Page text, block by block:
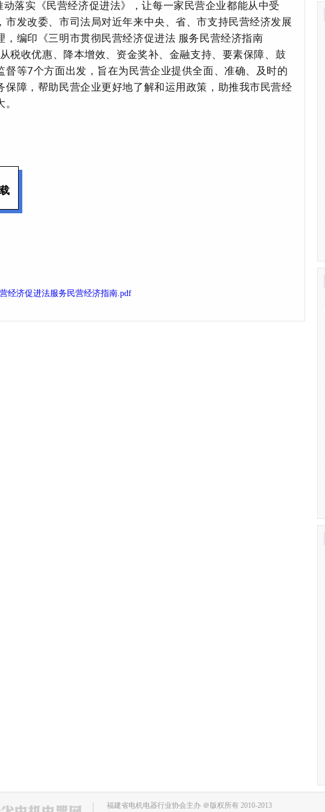
动落实《民营经济促进法》，让每一家民营企业都能从中受
市发改委、市司法局对近年来中央、省、市支持民营经济发展
，编印《三明市贯彻民营经济促进法 服务民营经济指南
税收优惠、降本增效、资金奖补、金融支持、要素保障、鼓
督等7个方面出发，旨在为民营企业提供全面、准确、及时的
保障，帮助民营企业更好地了解和运用政策，助推我市民营经
。
经济促进法服务民营经济指南.pdf
福建省电机电器行业协会主办 ＠版权所有 2010-2013